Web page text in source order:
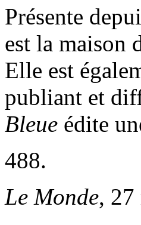
Présente
est la maison
Elle est
publiant et
Bleue édite
488.
Le Monde, 27